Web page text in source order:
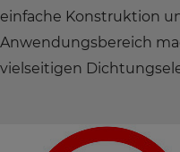
einfache Konstruktion
Anwendungsbereich
vielseitigen